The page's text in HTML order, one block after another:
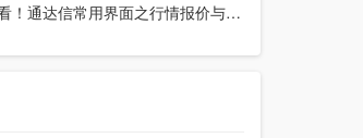
炒股初期必看！通达信常用界面之行情报价与分时图介绍